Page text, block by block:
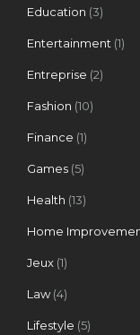
Education (3)
Entertainment (1)
Entreprise (2)
Fashion (10)
Finance (1)
Games (5)
Health (13)
Home
Jeux (1)
Law(4)
Lifestyle (5)